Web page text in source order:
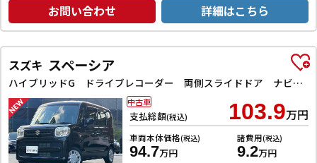
お問い合わせ 詳細はこちら
スズキ スペーシア
ハイブリッドG ドライブレコーダー 両側スライドドア ナビ TV オートライト スマートキー アイドリングストップ 電動格納ミラー ベンチシート CVT ABS ESC CD エアコン パワーウィンドウ
支払総額(税込) 103.9万円
車両本体価格(税込)
94.7万円
諸費用(税込)
9.2万円
中古車